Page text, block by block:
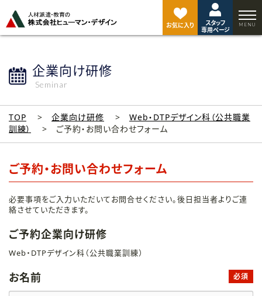
お気に入り
スタッフ
専用ページ
企業向け研修
Seminar
TOP 企業向け研修
Web・DTPデザイン科（公共職業
訓練）
ご予約・お問い合わせフォーム
ご予約・お問い合わせフォーム
必要事項をご入力いただいてお問合せください。後日担当者よりご連
絡させていただきます。
ご予約企業向け研修
Web・DTPデザイン科（公共職業訓練）
お名前 必須
ジ
ト